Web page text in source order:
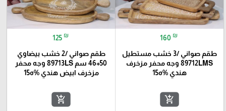
160 ₪
طقم صواني /3 خشب مستطيل
89712LMS وجه محفر مزخرف
هندي %ه15
add_shopping_cart
125 ₪
طقم صواني /2 خشب بيضاوي
50+46 سم 89713LS وجه محفر
مزخرف ابيض هندي %ه15
add_shopping_cart